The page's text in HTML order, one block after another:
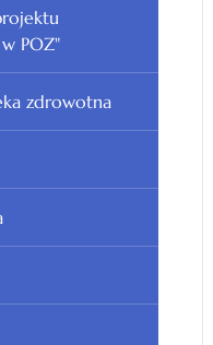
POZ"
zdrowotna